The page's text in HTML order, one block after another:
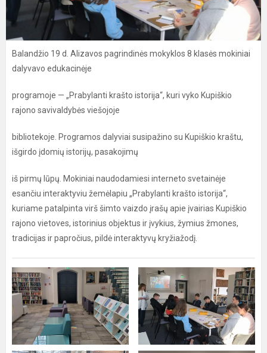
Balandžio 19 d. Alizavos pagrindinės mokyklos 8 klasės mokiniai
dalyvavo edukacinėje
programoje — „Prabylanti krašto istorija“, kuri vyko Kupiškio
rajono savivaldybės viešojoje
bibliotekoje. Programos dalyviai susipažino su Kupiškio kraštu,
išgirdo įdomių istorijų, pasakojimų
iš pirmų lūpų. Mokiniai naudodamiesi interneto svetainėje
esančiu interaktyviu žemėlapiu „Prabylanti krašto istorija“,
kuriame patalpinta virš šimto vaizdo įrašų apie įvairias Kupiškio
rajono vietoves, istorinius objektus ir įvykius, žymius žmones,
tradicijas ir papročius, pildė interaktyvų kryžiažodį.